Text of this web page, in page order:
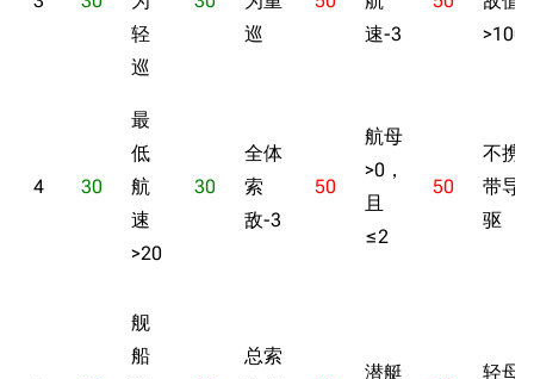
轻
巡
巡
速-3
>100
4 30
最
低
航
速
>20
30
全体
索
敌-3
50
航母
>0，
且
≤2
50
不携
带导
驱
舰
船
总索
潜艇
轻母